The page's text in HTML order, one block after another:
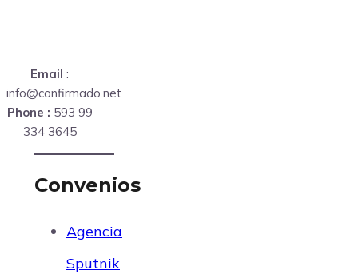
Email :
info@confirmado.net
Phone : 593 99
334 3645
Convenios
Agencia
Sputnik